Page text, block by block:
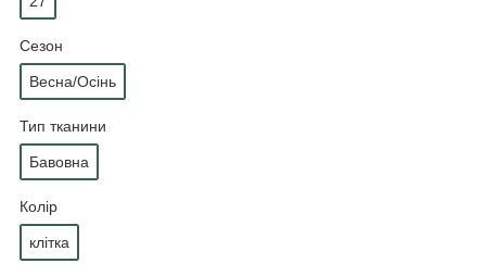
Сезон
Весна/Осінь
Тип тканини
Бавовна
Колір
клітка